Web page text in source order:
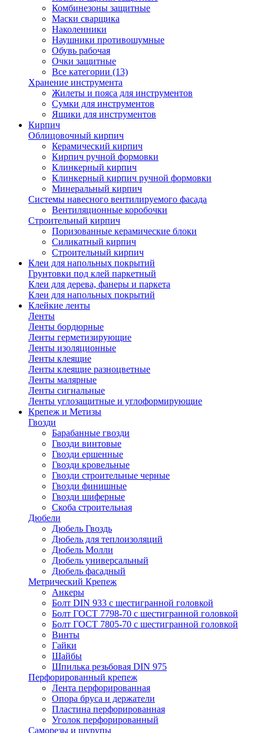
Комбинезоны защитные
Маски сварщика
Наколенники
Наушники противошумные
Обувь рабочая
Очки защитные
Все категории (13)
Хранение инструмента
Жилеты и пояса для инструментов
Сумки для инструментов
Ящики для инструментов
Кирпич
Облицовочный кирпич
Керамический кирпич
Кирпич ручной формовки
Клинкерный кирпич
Клинкерный кирпич ручной формовки
Минеральный кирпич
Системы навесного вентилируемого фасада
Вентиляционные коробочки
Строительный кирпич
Поризованные керамические блоки
Силикатный кирпич
Строительный кирпич
Клеи для напольных покрытий
Грунтовки под клей паркетный
Клеи для дерева, фанеры и паркета
Клеи для напольных покрытий
Клейкие ленты
Ленты
Ленты бордюрные
Ленты герметизирующие
Ленты изоляционные
Ленты клеящие
Ленты клеящие разноцветные
Ленты малярные
Ленты сигнальные
Ленты углозащитные и углоформирующие
Крепеж и Метизы
Гвозди
Барабанные гвозди
Гвозди винтовые
Гвозди ершенные
Гвозди кровельные
Гвозди строительные черные
Гвозди финишные
Гвозди шиферные
Скоба строительная
Дюбели
Дюбель Гвоздь
Дюбель для теплоизоляций
Дюбель Молли
Дюбель универсальный
Дюбель фасадный
Метрический Крепеж
Анкеры
Болт DIN 933 с шестигранной головкой
Болт ГОСТ 7798-70 с шестигранной головкой
Болт ГОСТ 7805-70 с шестигранной головкой
Винты
Гайки
Шайбы
Шпилька резьбовая DIN 975
Перфорированный крепеж
Лента перфорированная
Опора бруса и держатели
Пластина перфорированная
Уголок перфорированный
Саморезы и шурупы